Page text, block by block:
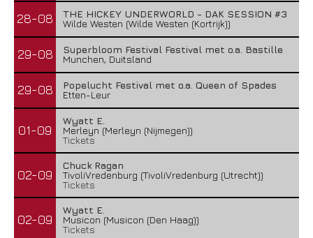
28-08
THE HICKEY UNDERWORLD - DAK SESSION #3
Wilde Westen (Wilde Westen (Kortrijk))
29-08
Superbloom Festival Festival met o.a. Bastille
Munchen, Duitsland
29-08
Popelucht Festival met o.a. Queen of Spades
Etten-Leur
01-09
Wyatt E.
Merleyn (Merleyn (Nijmegen))
Tickets
02-09
Chuck Ragan
TivoliVredenburg (TivoliVredenburg (Utrecht))
Tickets
02-09
Wyatt E.
Musicon (Musicon (Den Haag))
Tickets